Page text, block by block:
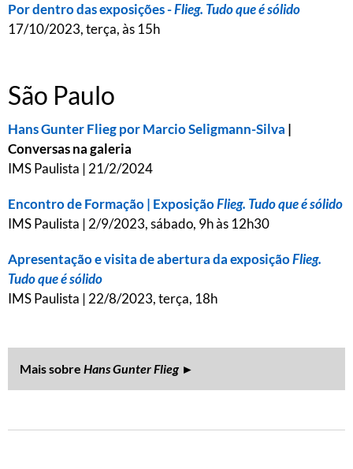
Por dentro das exposições -Flieg. Tudo que é sólido
17/10/2023, terça, às 15h
São Paulo
Hans Gunter Flieg por Marcio Seligmann-Silva |
Conversas na galeria
IMS Paulista | 21/2/2024
Encontro de Formação | ExposiçãoFlieg. Tudo que é sólido
IMS Paulista | 2/9/2023, sábado, 9h às 12h30
Apresentação e visita de abertura da exposiçãoFlieg.
Tudo que é sólido
IMS Paulista | 22/8/2023, terça, 18h
Mais sobre Hans Gunter Flieg ►